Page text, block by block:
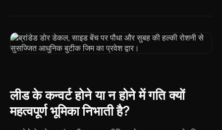
लीड के कन्वर्ट होने या न होने में गति क्यों
महत्वपूर्ण भूमिका निभाती है?